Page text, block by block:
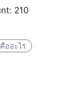
210
ออะไร